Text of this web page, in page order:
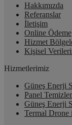
Hakkımızda
Referanslar
İletişim
Online Ödeme
Hizmet
Kişisel
Hizmetlerimiz
Güneş Enerji
Panel
Güneş Enerji
Termal Drone